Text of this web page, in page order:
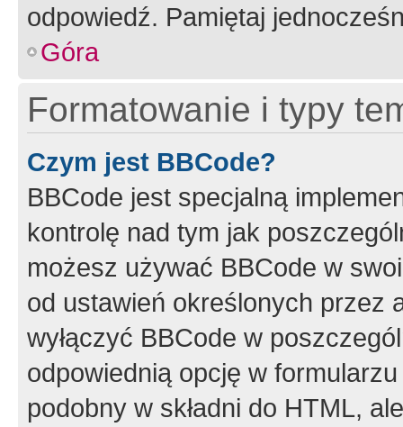
odpowiedź. Pamiętaj
Góra
Formatowanie i typy
Czym jest BBCode?
BBCode jest specjalną
kontrolę nad tym jak
możesz używać BBCode w
od ustawień określonych przez
wyłączyć BBCode w
odpowiednią opcję w
podobny w składni do HTML,